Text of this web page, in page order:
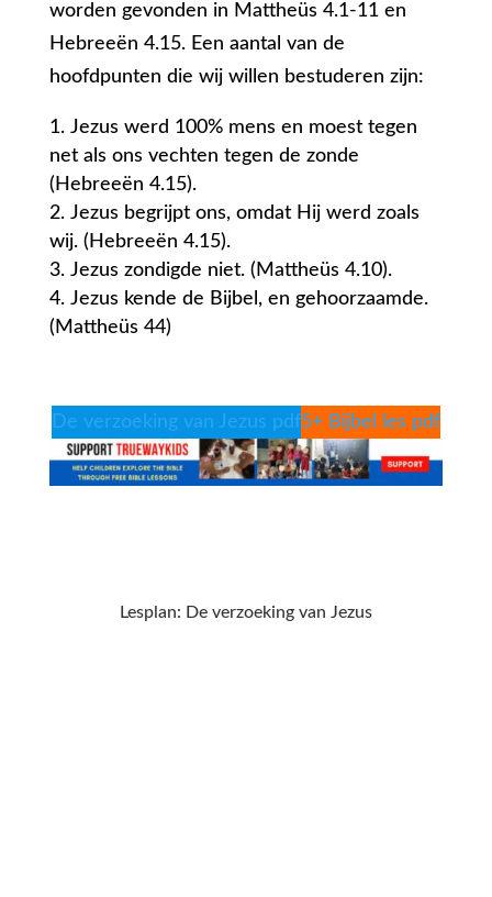
worden gevonden in Mattheüs 4.1-11 en
Hebreeën 4.15. Een aantal van de
hoofdpunten die wij willen bestuderen zijn:
Jezus werd 100% mens en moest tegen
net als ons vechten tegen de zonde
(Hebreeën 4.15).
Jezus begrijpt ons, omdat Hij werd zoals
wij. (Hebreeën 4.15).
Jezus zondigde niet. (Mattheüs 4.10).
Jezus kende de Bijbel, en gehoorzaamde.
(Mattheüs 44)
De verzoeking van Jezus pdf5+ Bijbel les pdf
Lesplan: De verzoeking van Jezus